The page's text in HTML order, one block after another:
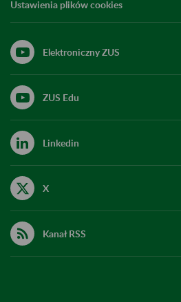
Ustawienia plików cookies
Elektroniczny ZUS
ZUS Edu
Linkedin
X
Kanał RSS